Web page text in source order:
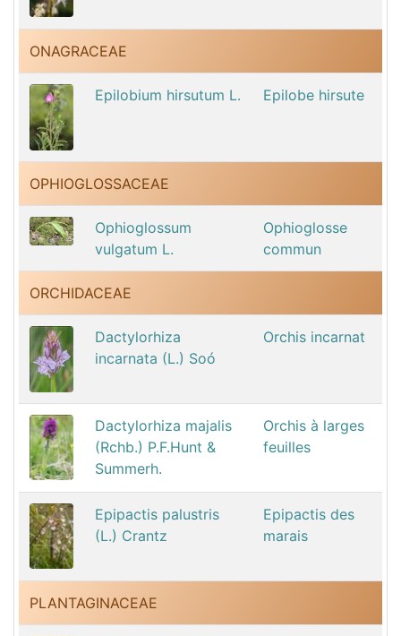
ONAGRACEAE
Epilobium hirsutum L. Epilobe hirsute
OPHIOGLOSSACEAE
Ophioglossum
vulgatum L.
Ophioglosse
commun
ORCHIDACEAE
Dactylorhiza
incarnata (L.) Soó
Orchis incarnat
Dactylorhiza majalis
(Rchb.) P.F.Hunt &
Summerh.
Orchis à larges
feuilles
Epipactis palustris
(L.) Crantz
Epipactis des
marais
PLANTAGINACEAE